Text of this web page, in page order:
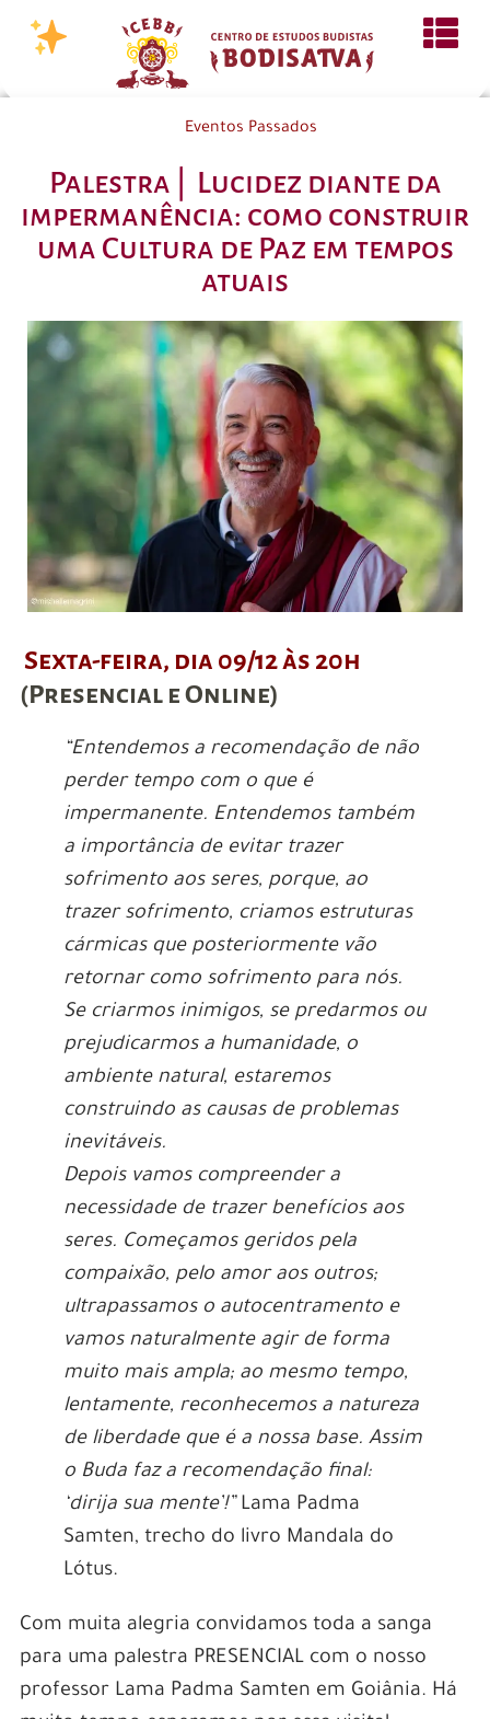
Eventos Passados
Palestra | Lucidez diante da
impermanência: como construir
uma Cultura de Paz em tempos
atuais
Sexta-feira, dia 09/12 às 20h
(Presencial e Online)
“Entendemos a recomendação de não
perder tempo com o que é
impermanente. Entendemos também
a importância de evitar trazer
sofrimento aos seres, porque, ao
trazer sofrimento, criamos estruturas
cármicas que posteriormente vão
retornar como sofrimento para nós.
Se criarmos inimigos, se predarmos ou
prejudicarmos a humanidade, o
ambiente natural, estaremos
construindo as causas de problemas
inevitáveis.
Depois vamos compreender a
necessidade de trazer benefícios aos
seres. Começamos geridos pela
compaixão, pelo amor aos outros;
ultrapassamos o autocentramento e
vamos naturalmente agir de forma
muito mais ampla; ao mesmo tempo,
lentamente, reconhecemos a natureza
de liberdade que é a nossa base. Assim
o Buda faz a recomendação final:
‘dirija sua mente’!” Lama Padma
Samten, trecho do livro Mandala do
Lótus.
Com muita alegria convidamos toda a sanga
para uma palestra PRESENCIAL com o nosso
professor Lama Padma Samten em Goiânia. Há